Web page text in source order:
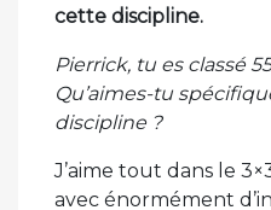
cette discipline.
Pierrick, tu es classé
Qu’aimes-tu
discipline ?
J’aime tout dans le
avec énormément